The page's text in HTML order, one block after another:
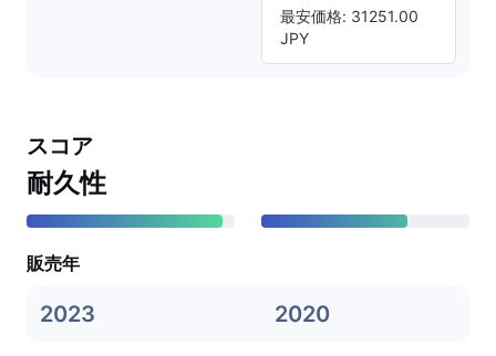
最安価格: 31251.00
JPY
スコア
耐久性
販売年
2023 2020